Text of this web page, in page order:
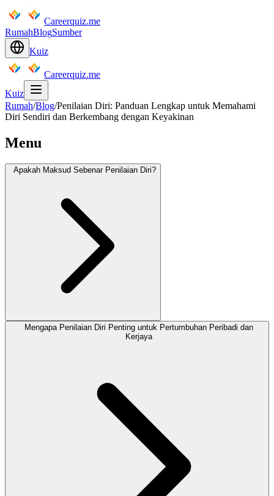
Careerquiz.me
RumahBlogSumber
Kuiz
Careerquiz.me
Kuiz
Rumah/Blog/Penilaian Diri: Panduan Lengkap untuk Memahami
Diri Sendiri dan Berkembang dengan Keyakinan
Menu
Apakah Maksud Sebenar Penilaian Diri?
Mengapa Penilaian Diri Penting untuk Pertumbuhan Peribadi dan
Kerjaya